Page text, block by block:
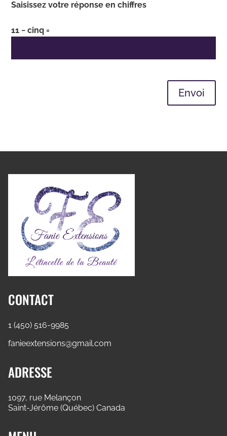
Saisissez votre réponse en chiffres
11 − cinq =
Envoi
CONTACT
1 (450) 516-9985
fanieextensions@gmail.com
ADRESSE
1097, rue Melançon
Saint-Jérôme (Québec) Canada